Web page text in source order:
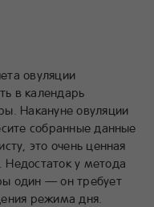
овуляции
в календарь
Накануне овуляции
собранные данные
это очень ценная
у метода
один — он требует
режима дня.